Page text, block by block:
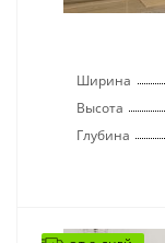
Ширина
Высота
Глубина